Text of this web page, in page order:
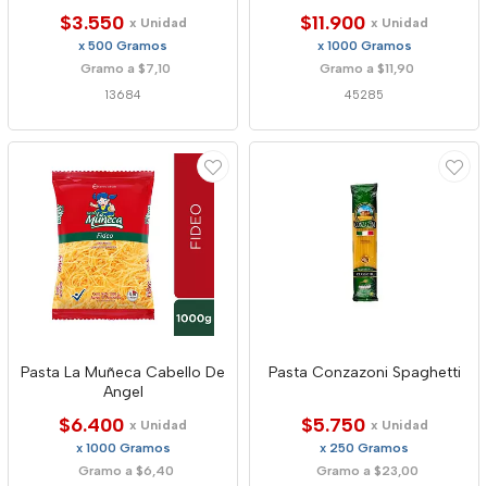
$3.550 x Unidad
x 500 Gramos
Gramo a $7,10
13684
$11.900 x Unidad
x 1000 Gramos
Gramo a $11,90
45285
Pasta La Muñeca Cabello De
Angel
$6.400 x Unidad
x 1000 Gramos
Gramo a $6,40
Pasta Conzazoni Spaghetti
$5.750 x Unidad
x 250 Gramos
Gramo a $23,00